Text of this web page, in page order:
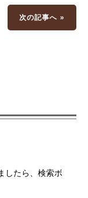
次の記事へ »
したら、検索ボ